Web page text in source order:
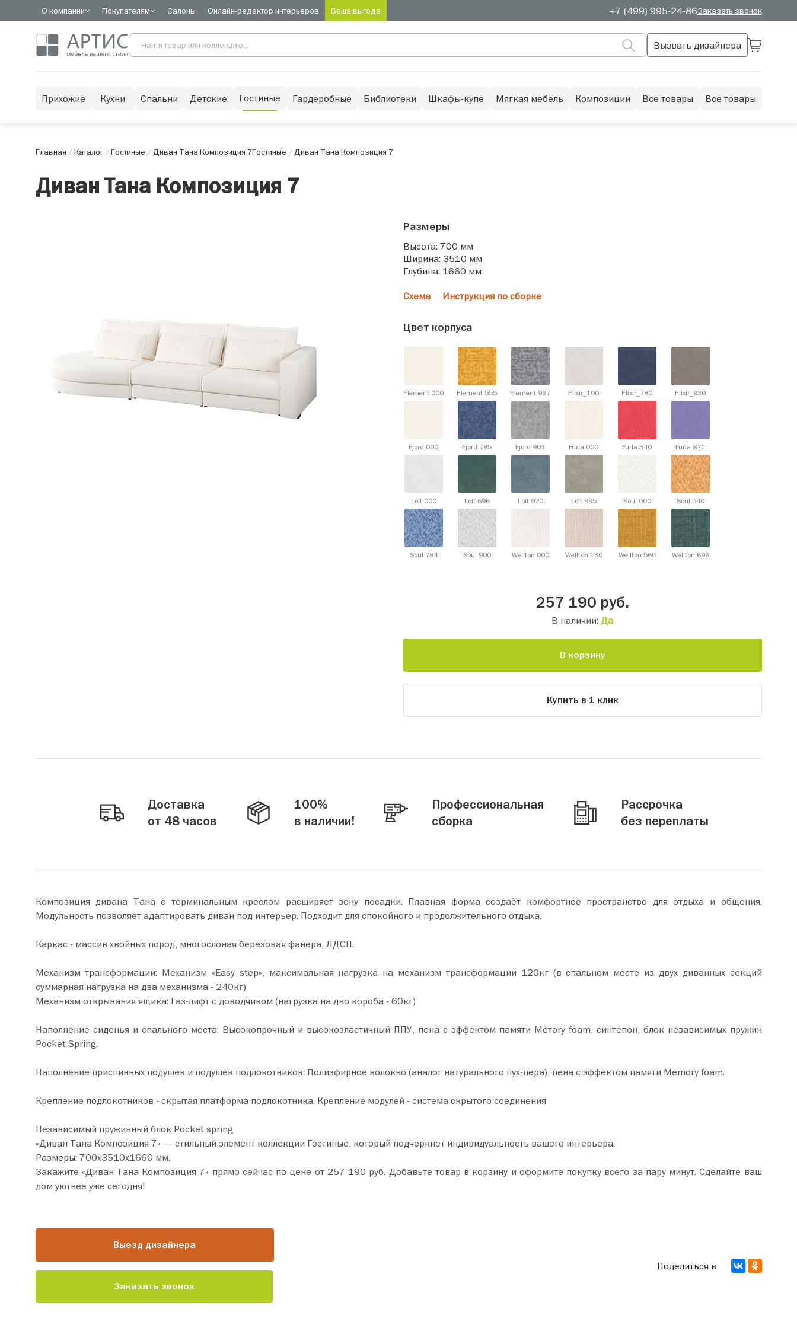
О компании Покупателям Салоны Онлайн-редактор интерьеров Ваша выгода +7 (499) 995-24-86Заказать звонок
Вызвать дизайнера
Прихожие Кухни Спальни Детские Гостиные Гардеробные Библиотеки Шкафы-купе Мягкая мебель Композиции Все товары Все товары
Главная /Каталог/Гостиные /Диван Тана Композиция 7Гостиные /Диван Тана Композиция 7
Диван Тана Композиция 7
Размеры
Высота: 700 мм
Ширина: 3510 мм
Глубина: 1660 мм
Схема Инструкция по сборке
Цвет корпуса
Element 000 Element 555 Element 997 Elixir_100 Elixir_780 Elixir_930
Fjord 000 Fjord 785 Fjord 903 Furla 000 Furla 340 Furla 871
Loft 000 Loft 696 Loft 920 Loft 995 Soul 000 Soul 540
Soul 784 Soul 900 Wellton 000 Wellton 130 Wellton 560 Wellton 696
257 190 руб.
В наличии: Да
В корзину
Купить в 1 клик
Доставка
от 48 часов
100%
в наличии!
Профессиональная
сборка
Рассрочка
без переплаты
Композиция дивана Тана с терминальным креслом расширяет зону посадки. Плавная форма создаёт комфортное пространство для отдыха и общения.
Модульность позволяет адаптировать диван под интерьер. Подходит для спокойного и продолжительного отдыха.
Каркас - массив хвойных пород, многослоная березовая фанера, ЛДСП.
Механизм трансформации: Механизм «Easy step», максимальная нагрузка на механизм трансформации 120кг (в спальном месте из двух диванных секций
суммарная нагрузка на два механизма - 240кг)
Механизм открывания ящика: Газ-лифт с доводчиком (нагрузка на дно короба - 60кг)
Наполнение сиденья и спального места: Высокопрочный и высокоэластичный ППУ, пена с эффектом памяти Метory foam, синтепон, блок независимых пружин
Рocket Spring.
Наполнение приспинных подушек и подушек подлокотников: Полиэфирное волокно (аналог натурального пух-пера), пена с эффектом памяти Memory foam.
Крепление подлокотников - скрытая платформа подлокотника. Крепление модулей - система скрытого соединения
Независимый пружинный блок Pocket spring
«Диван Тана Композиция 7» — стильный элемент коллекции Гостиные, который подчеркнет индивидуальность вашего интерьера.
Размеры: 700х3510х1660 мм.
Закажите «Диван Тана Композиция 7» прямо сейчас по цене от 257 190 руб. Добавьте товар в корзину и оформите покупку всего за пару минут. Сделайте ваш
дом уютнее уже сегодня!
Выезд дизайнера
Заказать звонок
Поделиться в